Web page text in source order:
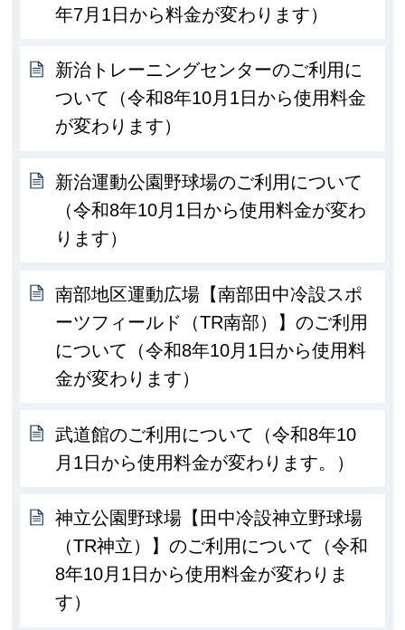
年7月1日から料金が変わります）
新治トレーニングセンターのご利用に
ついて（令和8年10月1日から使用料金
が変わります）
新治運動公園野球場のご利用について
（令和8年10月1日から使用料金が変わ
ります）
南部地区運動広場【南部田中冷設スポ
ーツフィールド（TR南部）】のご利用
について（令和8年10月1日から使用料
金が変わります）
武道館のご利用について（令和8年10
月1日から使用料金が変わります。）
神立公園野球場【田中冷設神立野球場
（TR神立）】のご利用について（令和
8年10月1日から使用料金が変わりま
す）